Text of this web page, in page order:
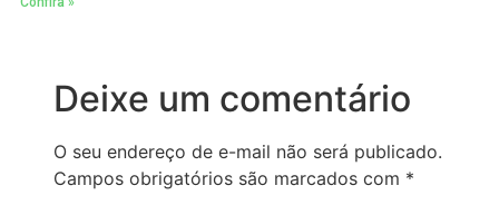
Deixe um comentário
O seu endereço de e-mail não será publicado.
Campos obrigatórios são marcados com *